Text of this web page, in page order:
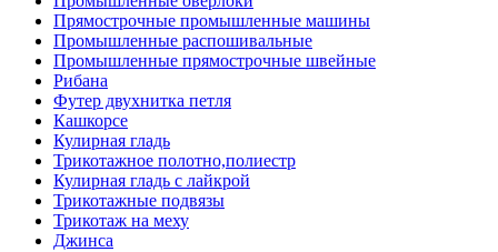
Прямострочные промышленные машины
Промышленные распошивальные
Промышленные прямострочные швейные
Рибана
Футер двухнитка петля
Кашкорсе
Кулирная гладь
Трикотажное полотно,полиестр
Кулирная гладь с лайкрой
Трикотажные подвязы
Трикотаж на меху
Джинса